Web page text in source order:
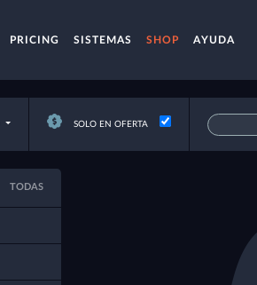
PRICING SISTEMAS SHOP AYUDA
SOLO EN OFERTA
TODAS